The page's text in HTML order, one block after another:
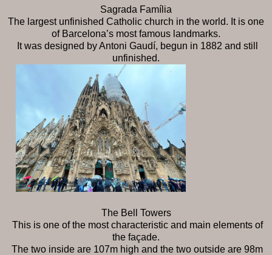
Sagrada Família
The largest unfinished Catholic church in the world. It is one
of Barcelona’s most famous landmarks.
It was designed by Antoni Gaudí, begun in 1882 and still
unfinished.
The Bell Towers
This is one of the most characteristic and main elements of
the façade.
The two inside are 107m high and the two outside are 98m